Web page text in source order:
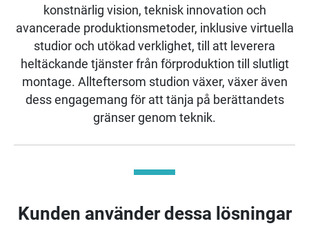
konstnärlig vision, teknisk innovation och
avancerade produktionsmetoder, inklusive virtuella
studior och utökad verklighet, till att leverera
heltäckande tjänster från förproduktion till slutligt
montage. Allteftersom studion växer, växer även
dess engagemang för att tänja på berättandets
gränser genom teknik.
Kunden använder dessa lösningar